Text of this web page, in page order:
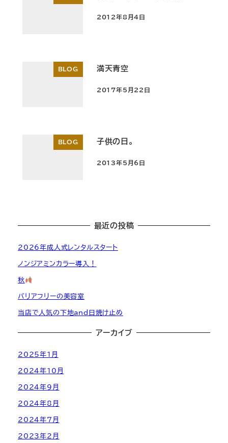
投稿日
2012年8月4日
BLOG 満天青空
投稿日
2017年5月22日
BLOG 子供の日。
投稿日
2013年5月6日
最近の投稿
2026年成人式レンタルスタート
ノンジアミンカラー導入！
秋
バリアフリーの美容室
当店で人気の下地and日焼け止め
アーカイブ
2025年1月
2024年10月
2024年9月
2024年8月
2024年7月
2023年2月